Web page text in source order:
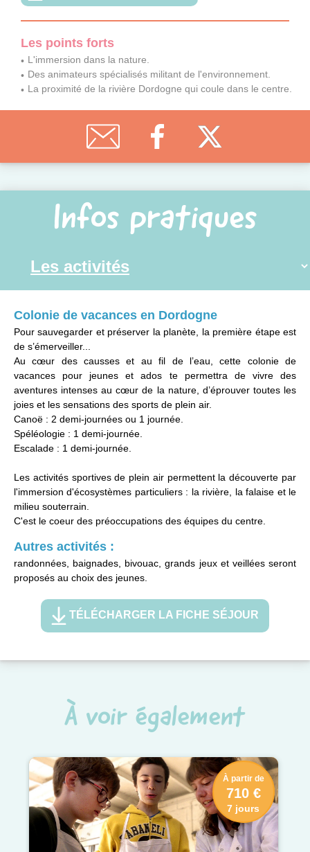
Les points forts
L'immersion dans la nature.
Des animateurs spécialisés militant de l'environnement.
La proximité de la rivière Dordogne qui coule dans le centre.
Infos pratiques
Colonie de vacances en Dordogne
Pour sauvegarder et préserver la planète, la première étape est
de s’émerveiller...
Au cœur des causses et au fil de l’eau, cette colonie de
vacances pour jeunes et ados te permettra de vivre des
aventures intenses au cœur de la nature, d’éprouver toutes les
joies et les sensations des sports de plein air.
Canoë : 2 demi-journées ou 1 journée.
Spéléologie : 1 demi-journée.
Escalade : 1 demi-journée.
Les activités sportives de plein air permettent la découverte par
l'immersion d'écosystèmes particuliers : la rivière, la falaise et le
milieu souterrain.
C'est le coeur des préoccupations des équipes du centre.
Autres activités :
randonnées, baignades, bivouac, grands jeux et veillées seront
proposés au choix des jeunes.
TÉLÉCHARGER LA FICHE SÉJOUR
À voir également
À partir de
710 €
7 jours